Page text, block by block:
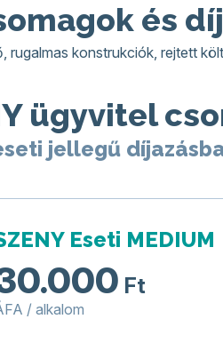
és
rugalmas konstrukciók, rejtett
ügyvitel
jellegű
Eseti MEDIUM
Ft
/ alkalom